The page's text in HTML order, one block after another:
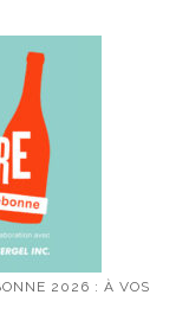
2026 : À VOS